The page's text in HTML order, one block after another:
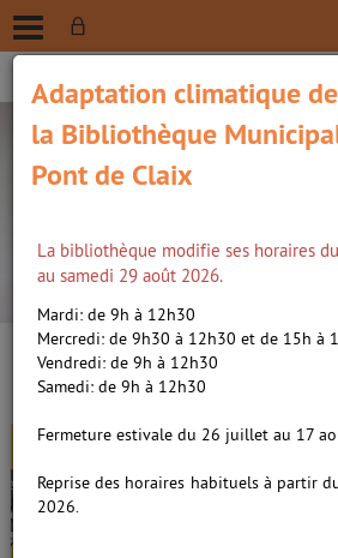
Lip, des héros
Galandon,
Adaptation climatique
la Bibliothèque
Pont de Claix
La bibliothèque modifie ses horaires
au samedi 29 août 2026.
Mardi: de 9h à 12h30
Mercredi: de 9h30 à 12h30 et de 15h à
Vendredi: de 9h à 12h30
Samedi: de 9h à 12h30
Fermeture estivale du 26 juillet au 17
Reprise des horaires habituels à partir
2026.